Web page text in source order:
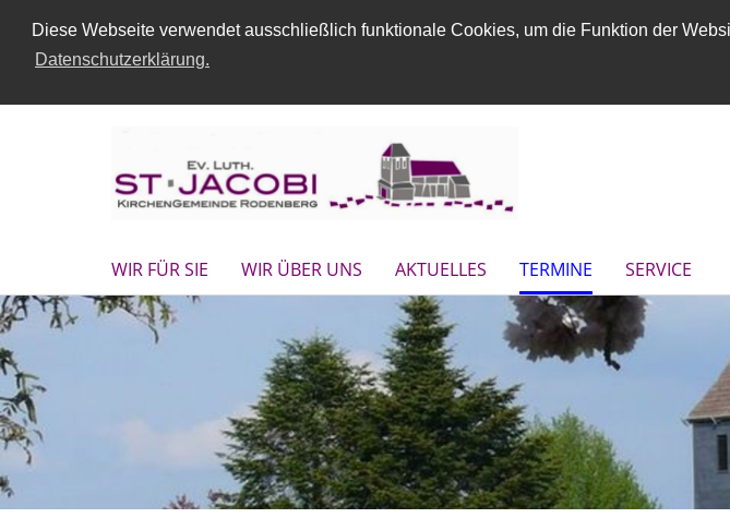
Diese Webseite verwendet ausschließlich funktionale Cookies, um die Funktion der
Datenschutzerklärung.
WIR FÜR SIE WIR ÜBER UNS AKTUELLES TERMINE SERVICE